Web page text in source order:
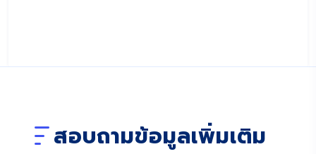
สอบถามข้อมูลเพิ่มเติม